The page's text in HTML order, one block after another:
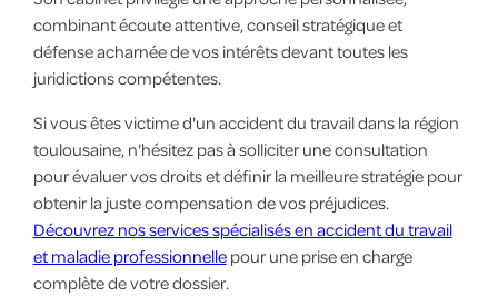
combinant écoute attentive, conseil stratégique et
défense acharnée de vos intérêts devant toutes les
juridictions compétentes.
Si vous êtes victime d'un accident du travail dans la région
toulousaine, n'hésitez pas à solliciter une consultation
pour évaluer vos droits et définir la meilleure stratégie pour
obtenir la juste compensation de vos préjudices.
Découvrez nos services spécialisés en accident du travail
et maladie professionnellepour une prise en charge
complète de votre dossier.